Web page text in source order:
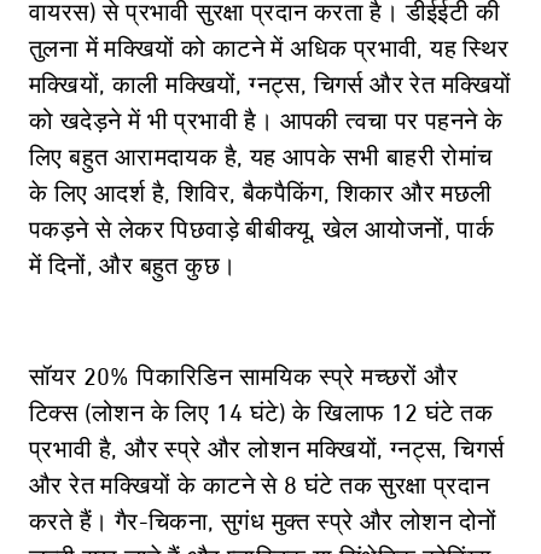
वायरस) से प्रभावी सुरक्षा प्रदान करता है। डीईईटी की
तुलना में मक्खियों को काटने में अधिक प्रभावी, यह स्थिर
मक्खियों, काली मक्खियों, ग्नट्स, चिगर्स और रेत मक्खियों
को खदेड़ने में भी प्रभावी है। आपकी त्वचा पर पहनने के
लिए बहुत आरामदायक है, यह आपके सभी बाहरी रोमांच
के लिए आदर्श है, शिविर, बैकपैकिंग, शिकार और मछली
पकड़ने से लेकर पिछवाड़े बीबीक्यू, खेल आयोजनों, पार्क
में दिनों, और बहुत कुछ।
सॉयर 20% पिकारिडिन सामयिक स्प्रे मच्छरों और
टिक्स (लोशन के लिए 14 घंटे) के खिलाफ 12 घंटे तक
प्रभावी है, और स्प्रे और लोशन मक्खियों, ग्नट्स, चिगर्स
और रेत मक्खियों के काटने से 8 घंटे तक सुरक्षा प्रदान
करते हैं। गैर-चिकना, सुगंध मुक्त स्प्रे और लोशन दोनों